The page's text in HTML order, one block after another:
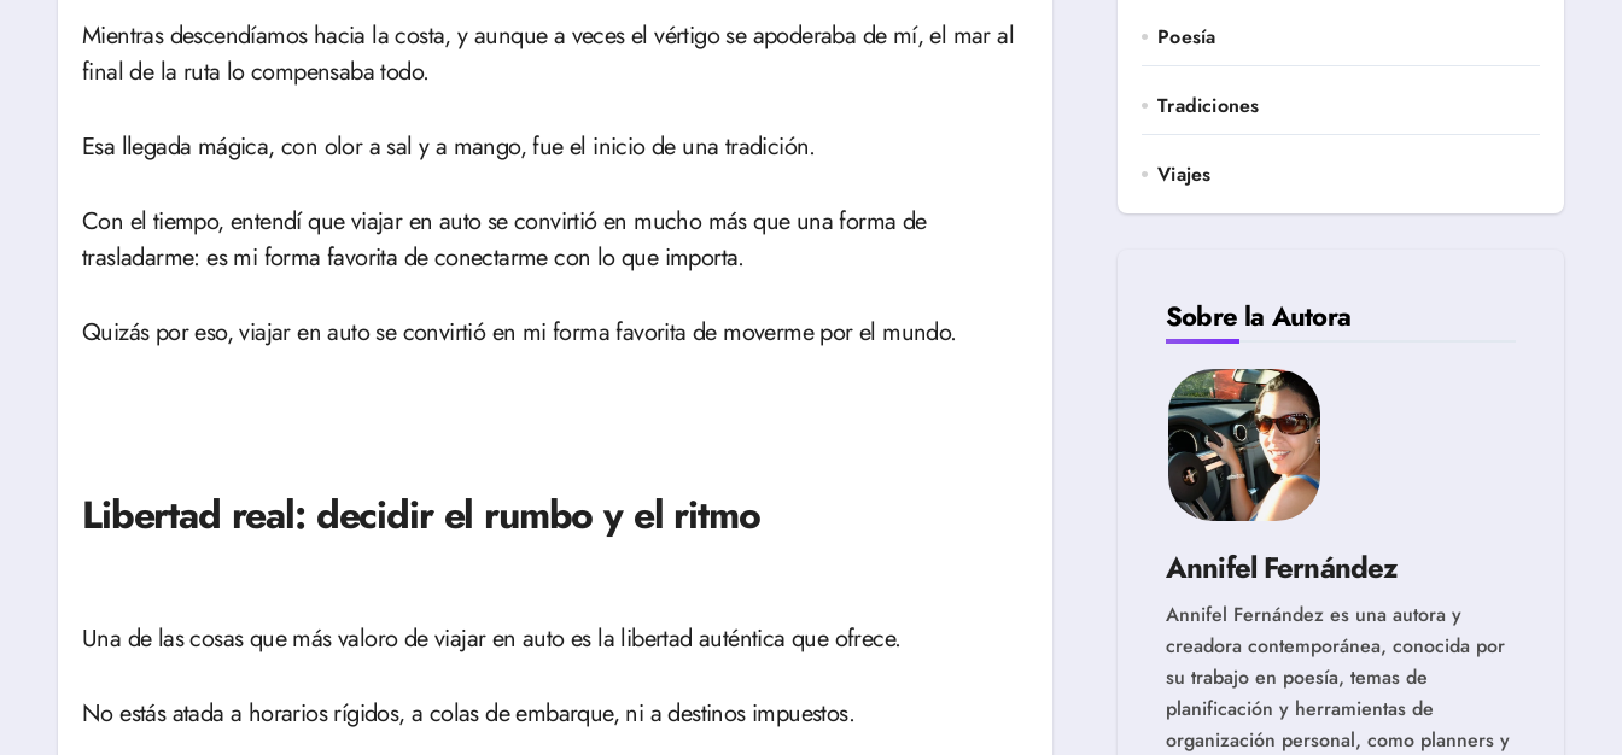
Mientras descendíamos hacia la costa, y aunque a veces el vértigo se apoderaba de mí, el mar al
final de la ruta lo compensaba todo.
Esa llegada mágica, con olor a sal y a mango, fue el inicio de una tradición.
Con el tiempo, entendí que viajar en auto se convirtió en mucho más que una forma de
trasladarme: es mi forma favorita de conectarme con lo que importa.
Quizás por eso, viajar en auto se convirtió en mi forma favorita de moverme por el mundo.
Libertad real: decidir el rumbo y el ritmo
Una de las cosas que más valoro de viajar en auto es la libertad auténtica que ofrece.
No estás atada a horarios rígidos, a colas de embarque, ni a destinos impuestos.
Poesía
Tradiciones
Viajes
Sobre la Autora
Annifel Fernández
Annifel Fernández es una autora y
creadora contemporánea, conocida por
su trabajo en poesía, temas de
planificación y herramientas de
organización personal, como planners y